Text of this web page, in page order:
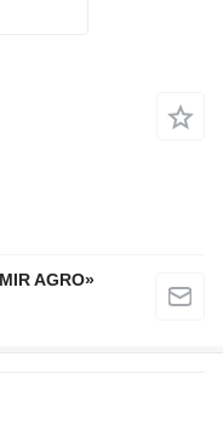
AGRO»